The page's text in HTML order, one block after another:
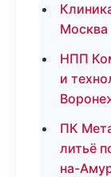
Москва
НПП
и
ПК
литьё
на-